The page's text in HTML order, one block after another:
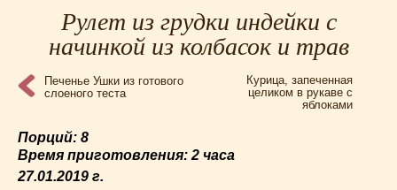
Для мультиварки Филипс
Еврейская кухня
(3)
Запеканки(25)
Итальянская кухня
Картошка(32)
Каши (24)
Рулет из грудки индейки с
начинкой из колбасок и трав
Печенье Ушки из готового
слоеного теста
Курица, запеченная
целиком в рукаве с
яблоками
Порций: 8
Время приготовления: 2 часа
27.01.2019 г.